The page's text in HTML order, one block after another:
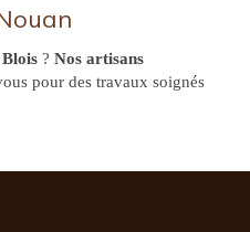
Blois ? Nos artisans
pour des travaux soignés